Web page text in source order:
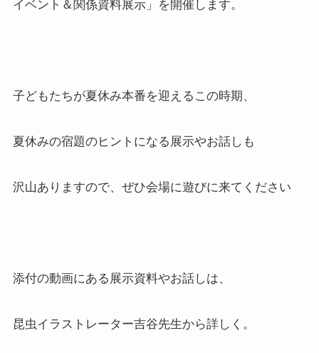
子どもたちが夏休み本番を迎えるこの時期、
夏休みの宿題のヒントになる展示やお話しも
沢山ありますので、ぜひ会場に遊びに来てください
添付の動画にある展示資料やお話しは、
昆虫イラストレーター吉谷先生から詳しく。